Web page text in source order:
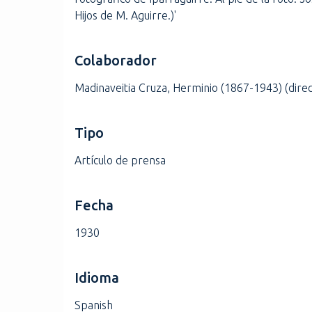
Hijos de M. Aguirre.)'
Colaborador
Madinaveitia Cruza, Herminio (1867-1943)
Tipo
Artículo de prensa
Fecha
1930
Idioma
Spanish